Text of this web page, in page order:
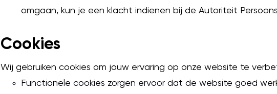
omgaan, kun je een klacht indienen bij de Autoriteit
Cookies
Wij gebruiken cookies om jouw ervaring op onze website te
Functionele cookies zorgen ervoor dat de website goed